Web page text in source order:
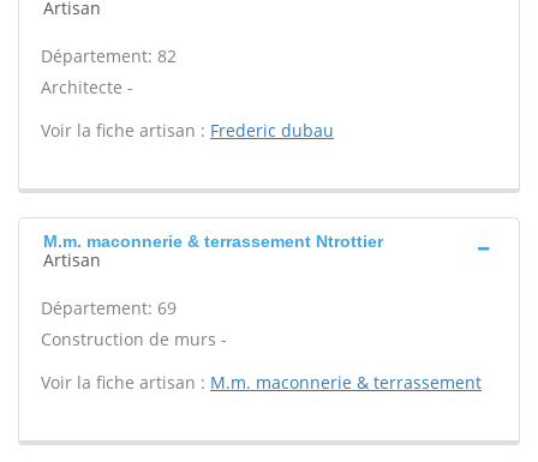
Artisan
Département: 82
Architecte -
Voir la fiche artisan : Frederic dubau
M.m. maconnerie & terrassement Ntrottier
Artisan
Département: 69
Construction de murs -
Voir la fiche artisan : M.m. maconnerie & terrassement